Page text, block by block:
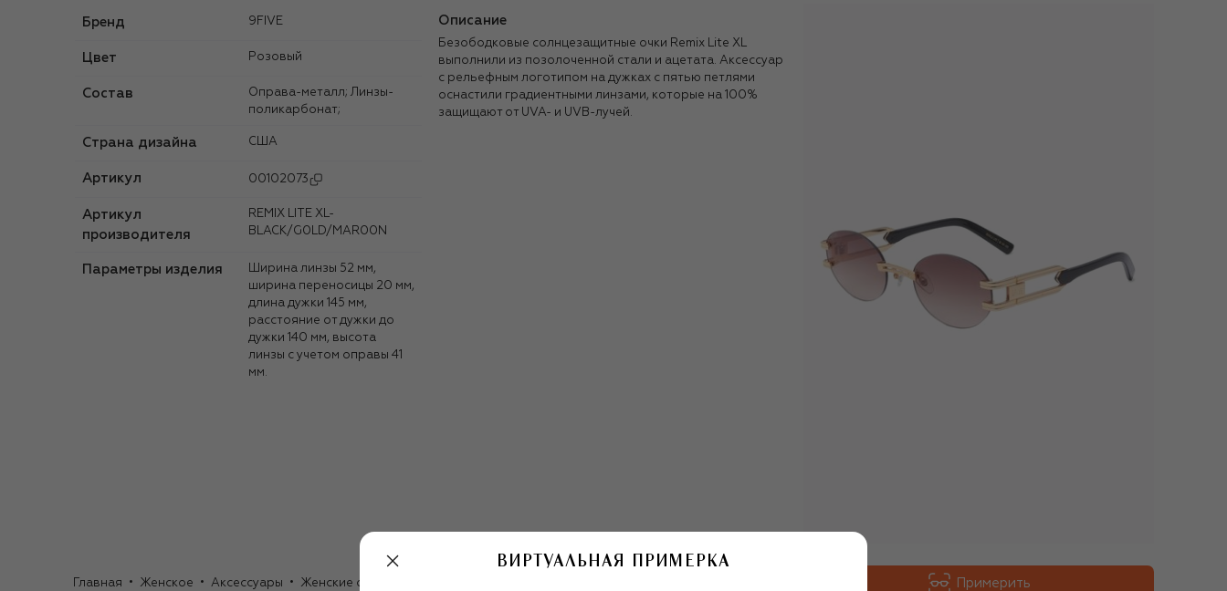
Бренд 9FIVE
Цвет Розовый
Состав
Оправа-металл; Линзы-
поликарбонат;
Страна дизайна США
Артикул 00102073
Артикул
производителя
REMIX LITE XL-
BLACK/G0LD/MAR00N
Параметры изделия
Ширина линзы 52 мм,
ширина переносицы 20 мм,
длина дужки 145 мм,
расстояние от дужки до
дужки 140 мм, высота
линзы с учетом оправы 41
мм.
Описание
Безободковые солнцезащитные очки Remix Lite XL
выполнили из позолоченной стали и ацетата. Аксессуар
с рельефным логотипом на дужках с пятью петлями
оснастили градиентными линзами, которые на 100%
защищают от UVA- и UVB-лучей.
Главная Женское Аксессуары Женские очки Примерить
ВИРТУАЛЬНАЯ ПРИМЕРКА